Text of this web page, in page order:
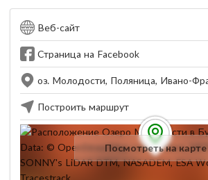
Веб-сайт
Страница на Facebook
оз. Молодости, Поляница, Ивано-
Построить маршрут
Посмотреть на карте